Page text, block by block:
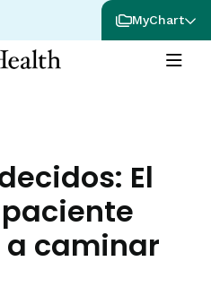
MyChart
El
caminar